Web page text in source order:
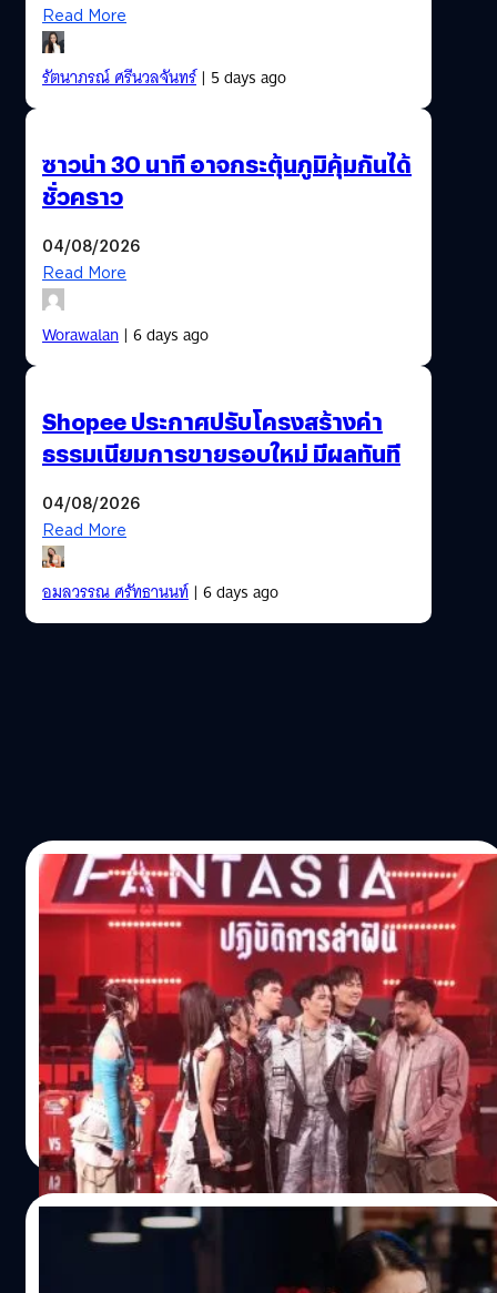
Read More
รัตนาภรณ์ ศรีนวลจันทร์| 5 days ago
ซาวน่า 30 นาที อาจกระตุ้นภูมิคุ้มกันได้
ชั่วคราว
04/08/2026
Read More
Worawalan| 6 days ago
Shopee ประกาศปรับโครงสร้างค่า
ธรรมเนียมการขายรอบใหม่ มีผลทันที
04/08/2026
Read More
อมลวรรณ ศรัทธานนท์| 6 days ago
21/07/2026
แดนซ์สนั่น ! “True AF 2026” ระเบิดความมัน
ด้วยโจทย์เพลง “EDM PARTY” ก่อนส่ง “V12
แจ็คกี้” ลากกระเป๋ากลับบ้าน
กราฟความมันพุ่งทะลุปรอทจนฮอลล์แทบแตก สำหรับการ
แข่งขันในสัปดาห์ที่ 6 ของรายการเรียลลิตีอันดับหนึ่ง True AF
2026 ที่ในวีกนี้พาแฟน ๆ และเหล่านักล่าฝันทั้ง 8 คนก้าวเข้าสู่
โลกของบีทสุดล้ำด้วยเพลงโจทย์ประจำสัปดาห์ EDM PARTY
บอกได้คำเดียวเลยว่าแต่ละโชว์นั้นจัดหนัก จนทำเอาผู้ชมนั่ง
ไม่ติด ลุกขึ้นมาแดนซ์ไปพร้อมกัน ความตื่นเต้นเริ่มต้นขึ้นทันที
เมื่อพิธีกรระดับไอคอนของเมืองไทยอย่าง พี่ดู๋ - สัญญา
คุณากร ก้าวขึ้นมาบนเวทีพร้อมเสียงเชียร์กระหึ่ม พร้อมกับ
เหล่านักล่าฝันที่รวมพลังเปิดสเตจด้วยเพลงธีมนักล่าฝันใน
เวอร์ชันที่เร้าใจกว่าเดิม เพื่อต้อนรับโจทย์เพลง EDM PARTY
ก่อนจะสร้างความเซอร์ไพรส์ครั้งใหญ่ด้วยการเปิดตัวนักร้อง
รัตนาภรณ์ ศรีนวลจันทร์| 20 days ago
Read More
Multitasking ได้ เพราะสมองดีกว่าจริงไหม ?